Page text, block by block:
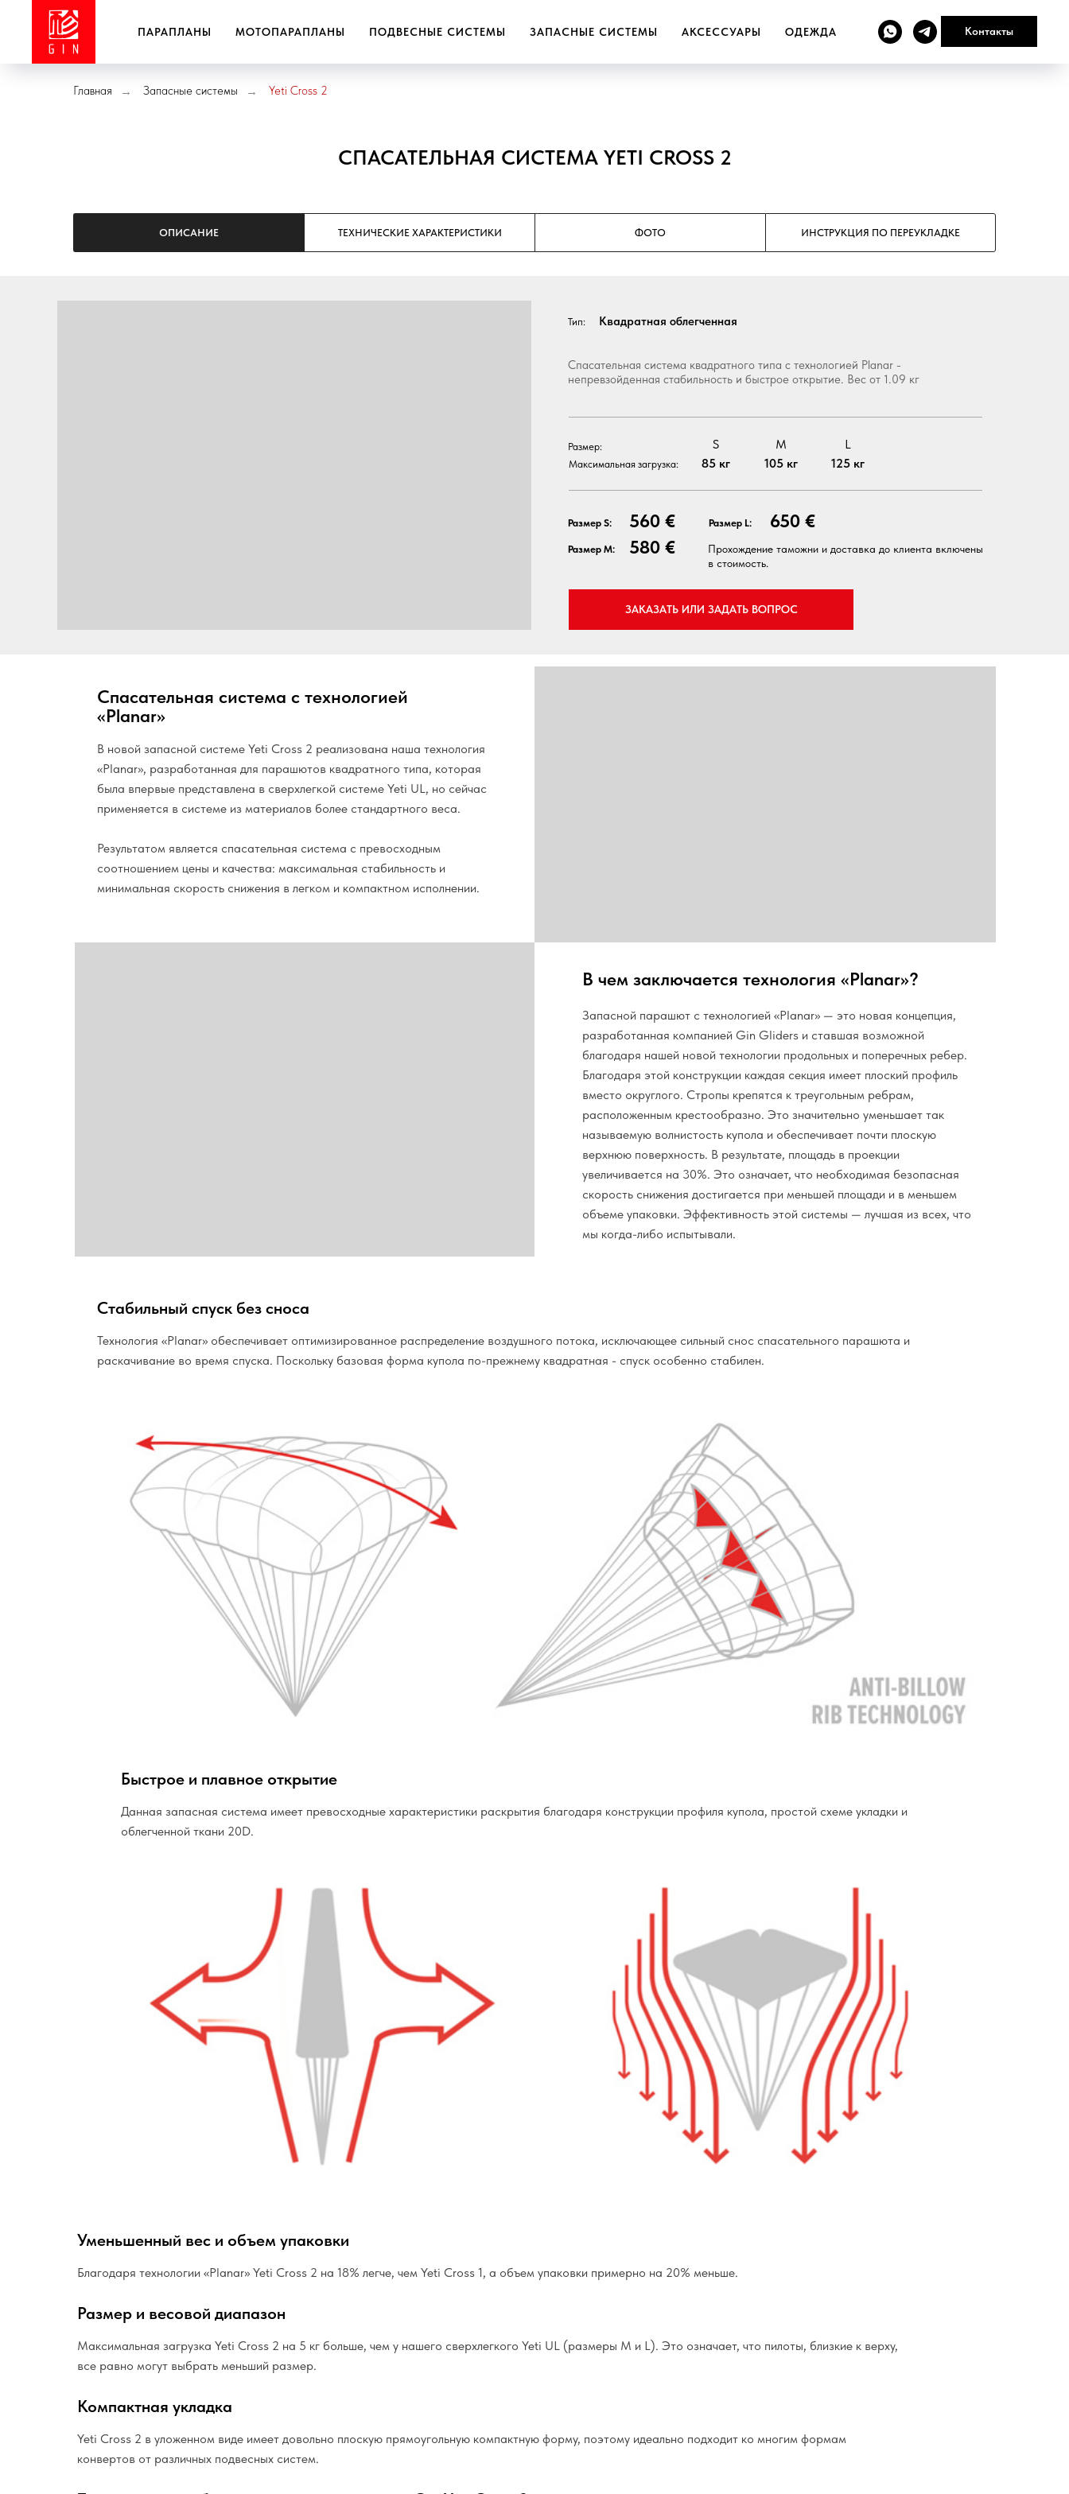
ПАРАПЛАНЫ МОТОПАРАПЛАНЫ ПОДВЕСНЫЕ СИСТЕМЫ ЗАПАСНЫЕ СИСТЕМЫ АКСЕССУАРЫ ОДЕЖДА Контакты
Главная → Запасные системы → Yeti Cross 2
СПАСАТЕЛЬНАЯ СИСТЕМА YETI CROSS 2
ОПИСАНИЕ ТЕХНИЧЕСКИЕ ХАРАКТЕРИСТИКИ ФОТО ИНСТРУКЦИЯ ПО ПЕРЕУКЛАДКЕ
Тип: Квадратная облегченная
Размер S: 560 €
Прохождение таможни и доставка до клиента включены
в стоимость.
580 €
Размер M:
Размер L: 650 €
S
85 кг
Размер:
Максимальная загрузка:
105 кг
M
125 кг
L
Спасательная система квадратного типа с технологией Planar -
непревзойденная стабильность и быстрое открытие. Вес от 1.09 кг
ЗАКАЗАТЬ ИЛИ ЗАДАТЬ ВОПРОС
Запасной парашют с технологией «Planar» — это новая концепция,
разработанная компанией Gin Gliders и ставшая возможной
благодаря нашей новой технологии продольных и поперечных ребер.
Благодаря этой конструкции каждая секция имеет плоский профиль
вместо округлого. Стропы крепятся к треугольным ребрам,
расположенным крестообразно. Это значительно уменьшает так
называемую волнистость купола и обеспечивает почти плоскую
верхнюю поверхность. В результате, площадь в проекции
увеличивается на 30%. Это означает, что необходимая безопасная
скорость снижения достигается при меньшей площади и в меньшем
объеме упаковки. Эффективность этой системы — лучшая из всех, что
мы когда-либо испытывали.
Спасательная система с технологией
«Planar»
В чем заключается технология «Planar»?
В новой запасной системе Yeti Cross 2 реализована наша технология
«Planar», разработанная для парашютов квадратного типа, которая
была впервые представлена в сверхлегкой системе Yeti UL, но сейчас
применяется в системе из материалов более стандартного веса.
Результатом является спасательная система с превосходным
соотношением цены и качества: максимальная стабильность и
минимальная скорость снижения в легком и компактном исполнении.
Стабильный спуск без сноса
Технология «Planar» обеспечивает оптимизированное распределение воздушного потока, исключающее сильный снос спасательного парашюта и
раскачивание во время спуска. Поскольку базовая форма купола по-прежнему квадратная - спуск особенно стабилен.
Быстрое и плавное открытие
Данная запасная система имеет превосходные характеристики раскрытия благодаря конструкции профиля купола, простой схеме укладки и
облегченной ткани 20D.
Уменьшенный вес и объем упаковки
Благодаря технологии «Planar» Yeti Cross 2 на 18% легче, чем Yeti Cross 1, а объем упаковки примерно на 20% меньше.
Максимальная загрузка Yeti Cross 2 на 5 кг больше, чем у нашего сверхлегкого Yeti UL (размеры M и L). Это означает, что пилоты, близкие к верху,
все равно могут выбрать меньший размер.
Размер и весовой диапазон
Компактная укладка
Yeti Cross 2 в уложенном виде имеет довольно плоскую прямоугольную компактную форму, поэтому идеально подходит ко многим формам
конвертов от различных подвесных систем.